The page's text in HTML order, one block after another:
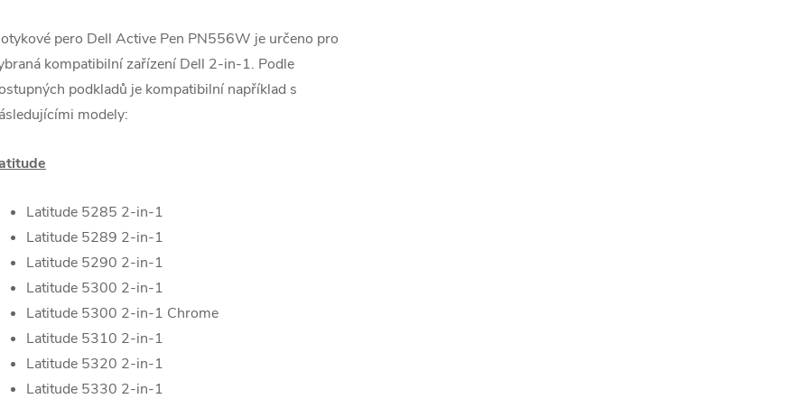
pero Dell Active Pen PN556W je určeno pro
kompatibilní zařízení Dell 2-in-1. Podle
podkladů je kompatibilní například s
modely:
Latitude 5285 2-in-1
Latitude 5289 2-in-1
Latitude 5290 2-in-1
Latitude 5300 2-in-1
Latitude 5300 2-in-1 Chrome
Latitude 5310 2-in-1
Latitude 5320 2-in-1
Latitude 5330 2-in-1